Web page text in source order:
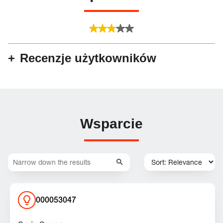
Recenzje użytkowników
Wsparcie
000053047